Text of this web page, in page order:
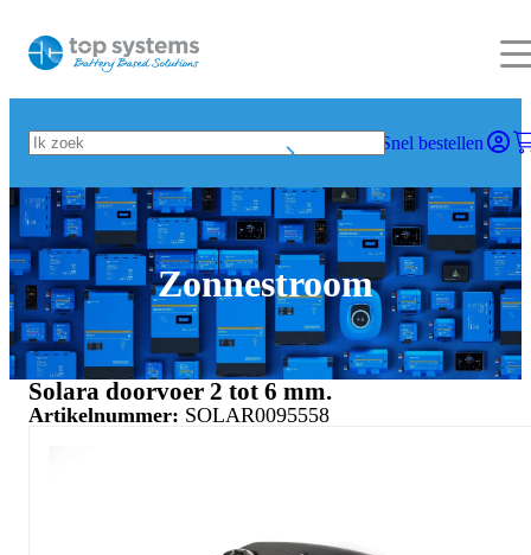
Snel bestellen
Zonnestroom
Solara doorvoer 2 tot 6 mm.
Artikelnummer: SOLAR0095558